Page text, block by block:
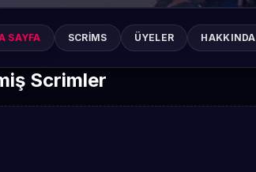
SAYFA SCRIMS ÜYELER HAKKINDA
Scrimler